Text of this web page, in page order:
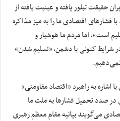
حقیقت تبلور یافته و عینیت یافته از
اقتصادی ما را به میز مذاکره
است»، اما مردم ما هوشیار و
شرایط کنونی با دشمن، «تسلیم شدن»
اشاره به راهبرد «اقتصاد مقاومتی»
در صدد تحمیل فشارها به ملت ما
می‌گویند بیانیه مقام معظم رهبری